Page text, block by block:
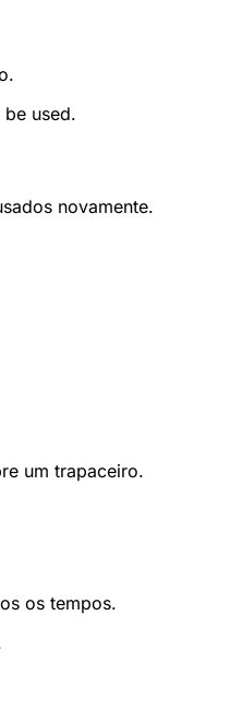
used.
novamente.
um trapaceiro.
os tempos.